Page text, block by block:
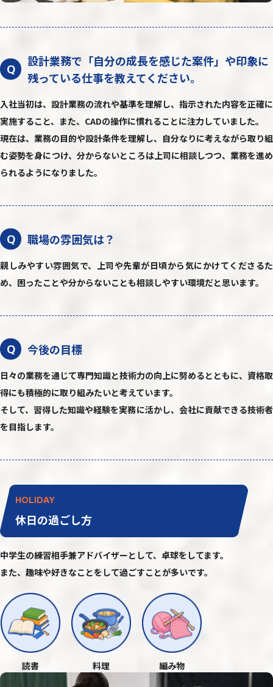
Q
設計業務で「自分の成長を感じた案件」や印象に
残っている仕事を教えてください。
入社当初は、設計業務の流れや基準を理解し、指示された内容を正確に
実施すること、また、CADの操作に慣れることに注力していました。
現在は、業務の目的や設計条件を理解し、自分なりに考えながら取り組
む姿勢を身につけ、分からないところは上司に相談しつつ、業務を進め
られるようになりました。
Q 職場の雰囲気は？
親しみやすい雰囲気で、上司や先輩が日頃から気にかけてくださるた
め、困ったことや分からないことも相談しやすい環境だと思います。
Q 今後の目標
日々の業務を通じて専門知識と技術力の向上に努めるとともに、資格取
得にも積極的に取り組みたいと考えています。
そして、習得した知識や経験を実務に活かし、会社に貢献できる技術者
を目指します。
HOLIDAY
休日の過ごし方
中学生の練習相手兼アドバイザーとして、卓球をしてます。
また、趣味や好きなことをして過ごすことが多いです。
読書 料理 編み物